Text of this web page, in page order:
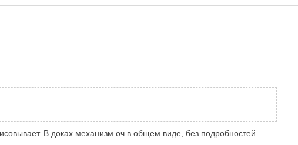
В доках механизм оч в общем виде, без подробностей.